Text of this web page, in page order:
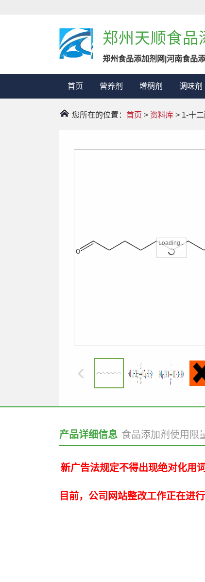
郑州天顺食品
郑州食品添加剂网|河南食品
首页 营养剂 增稠剂 调味剂
您所在的位置： 首页 > 资料库 > 1-十
Loading...
产品详细信息 食品添加剂使用限
新广告法规定不得出现绝对化用
目前，公司网站整改工作正在进